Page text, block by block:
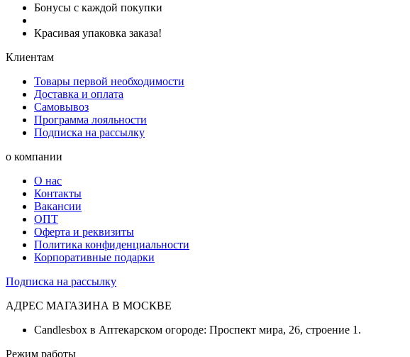
Бонусы с каждой покупки
Красивая упаковка заказа!
Клиентам
Товары первой необходимости
Доставка и оплата
Самовывоз
Программа лояльности
Подписка на рассылку
о компании
О нас
Контакты
Вакансии
ОПТ
Оферта и реквизиты
Политика конфиденциальности
Корпоративные подарки
Подписка на рассылку
АДРЕС МАГАЗИНА В МОСКВЕ
Candlesbox в Аптекарском огороде: Проспект мира, 26, строение 1.
Режим работы